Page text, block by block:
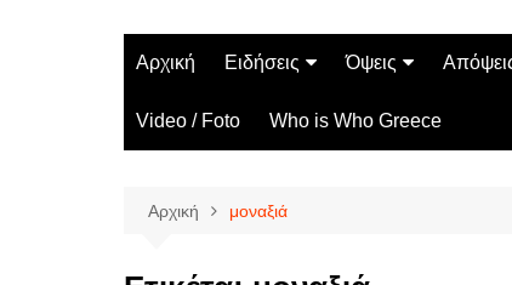
Αρχική Ειδήσεις
Ελλάδα
Διεθνή
Όψεις
Διάστημα
Επιστήμη
Περίεργα
Video / Foto Who is Who Greece
Αρχική μοναξιά